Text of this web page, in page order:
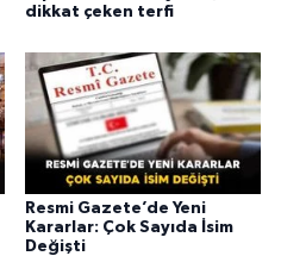
dikkat çeken terfi
Resmi Gazete’de Yeni
Kararlar: Çok Sayıda İsim
Değişti